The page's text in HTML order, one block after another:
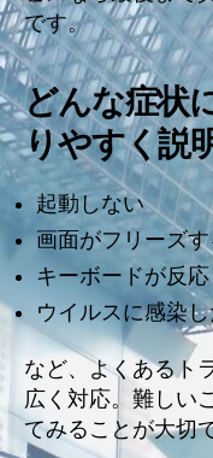
です。
どんな症状
りやすく説
起動しない
画面がフリーズ
キーボードが反
ウイルスに感染
など、よくあるト
広く対応。難しい
てみることが大切